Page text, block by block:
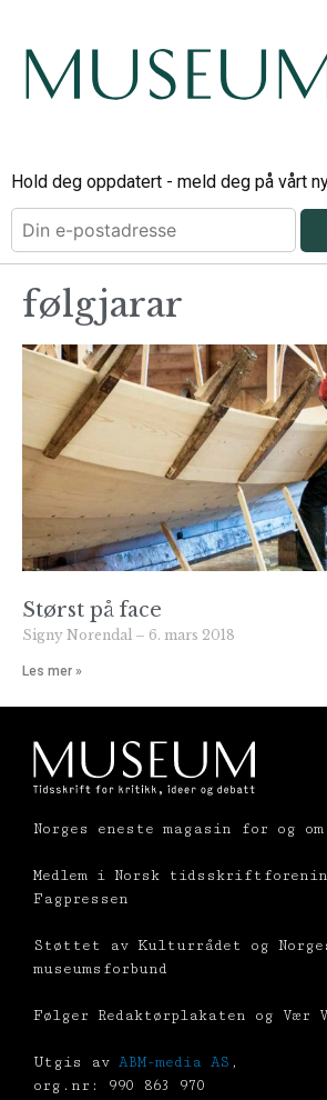
Hold deg oppdatert - meld deg på vårt
følgjarar
Størst på face
Signy Norendal 6. mars 2018
Les mer »
Norges eneste magasin for og om
Medlem i Norsk
Fagpressen
Støttet av Kulturrådet og
museumsforbund
Følger Redaktørplakaten og Vær
Utgis av ABM-media AS ,
org.nr: 990 863 970